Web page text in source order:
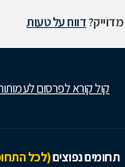
דווח על טעות
קול קורא לפרסום
תחומים נפוצים(לכל